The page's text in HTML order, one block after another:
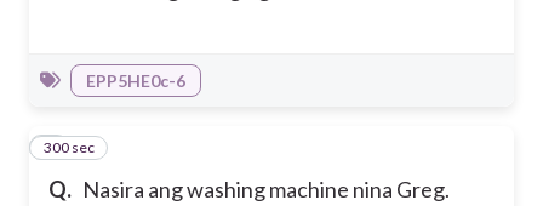
EPP5HE0c-6
Q. Nasira ang washing machine nina Greg.
6
300 sec